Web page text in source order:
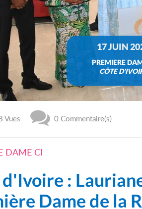
17 JUIN
PREMIERE
CÔTE
Vues 0 Commentaire(s)
DAME CI
:
Dame de la